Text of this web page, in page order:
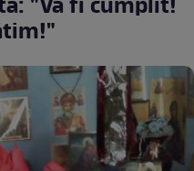
"Va fi cumplit!